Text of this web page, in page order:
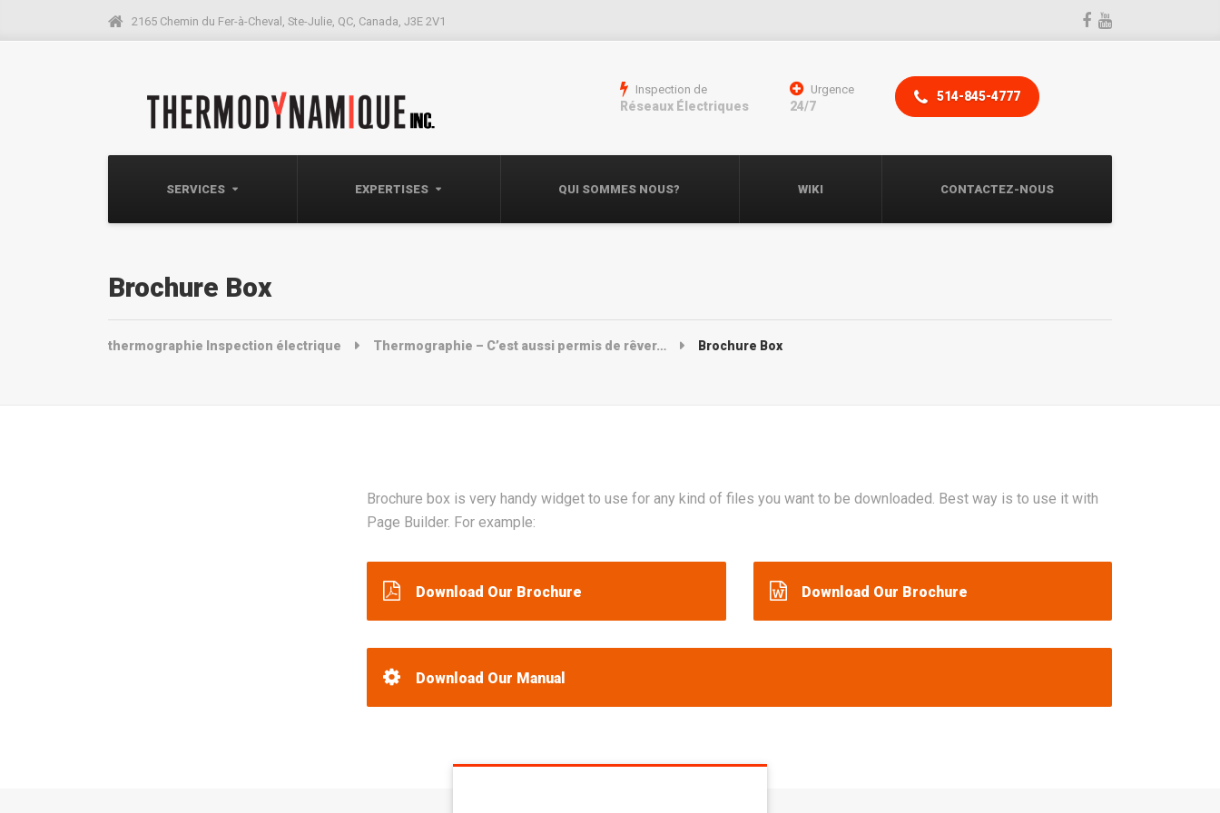
2165 Chemin du Fer-à-Cheval, Ste-Julie, QC, Canada, J3E 2V1
SERVICES EXPERTISES QUI SOMMES NOUS? WIKI CONTACTEZ-NOUS
Inspection de
Réseaux Électriques
Urgence
24/7
514-845-4777
Brochure Box
thermographie Inspection électrique Thermographie – C’est aussi permis de rêver… Brochure Box
Brochure box is very handy widget to use for any kind of files you want to be downloaded. Best way is to use it with
Page Builder. For example:
Download Our Brochure Download Our Brochure
Download Our Manual